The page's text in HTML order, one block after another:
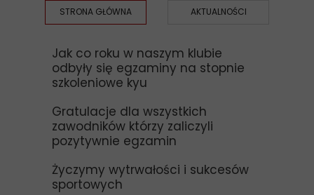
STRONA GŁÓWNA AKTUALNOŚCI
Jak co roku w naszym klubie
odbyły się egzaminy na stopnie
szkoleniowe kyu
Gratulacje dla wszystkich
zawodników którzy zaliczyli
pozytywnie egzamin
Życzymy wytrwałości i sukcesów
sportowych